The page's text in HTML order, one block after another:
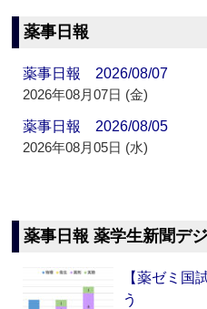
薬事日報
薬事日報 2026/08/07
2026年08月07日 (金)
薬事日報 2026/08/05
2026年08月05日 (水)
薬事日報 薬学生新聞デ
【薬ゼミ国
う